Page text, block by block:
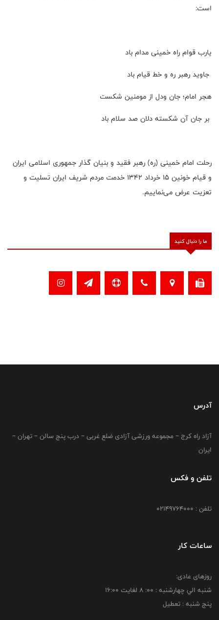
است:
یارب قوام راه خمینی مدام باد
جاوید رهبر ره و خط قیام باد
هجر امام؛ جان ودل از مومنین شکست
بر جان آن شکسته دلان صد سلام باد
رحلت امام خمینی (ره) رهبر فقید و بنیان گذار جمهوری اسلامی ایران
و قیام خونین 15 خرداد 1342 خدمت مردم شریف ایران تسلیت و
تعزیت عرض می‌نماییم.
ما را دنبال کنید
آدرس
آزاد راه کرج – مجموعه ورزشی آزادی ضلع غربی – درب پنج سالن – تهران –
ایران
تلفن و فکس
تلفن : 02149764000
ساعات کار
روزهای عادی:
شنبه الي چهارشنبه : 00: 8 لغايت 16:00
پنج شنبه : تعطیل